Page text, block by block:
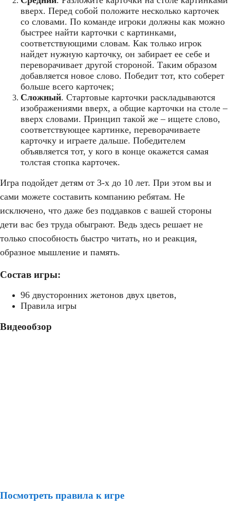
вверх. Перед собой положите несколько карточек
со словами. По команде игроки должны как можно
быстрее найти карточки с картинками,
соответствующими словам. Как только игрок
найдет нужную карточку, он забирает ее себе и
переворачивает другой стороной. Таким образом
добавляется новое слово. Победит тот, кто соберет
больше всего карточек;
Сложный. Стартовые карточки раскладываются
изображениями вверх, а общие карточки на столе –
вверх словами. Принцип такой же – ищете слово,
соответствующее картинке, переворачиваете
карточку и играете дальше. Победителем
объявляется тот, у кого в конце окажется самая
толстая стопка карточек.
Игра подойдет детям от 3-х до 10 лет. При этом вы и
сами можете составить компанию ребятам. Не
исключено, что даже без поддавков с вашей стороны
дети вас без труда обыграют. Ведь здесь решает не
только способность быстро читать, но и реакция,
образное мышление и память.
Состав игры:
96 двусторонних жетонов двух цветов,
Правила игры
Видеообзор
Посмотреть правила к игре